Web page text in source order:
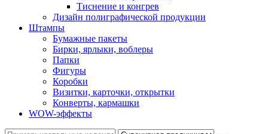
Тиснение и конгрев
Дизайн полиграфической продукции
Штампы
Бумажные пакеты
Бирки, ярлыки, воблеры
Папки
Фигуры
Коробки
Визитки, карточки, открытки
Конверты, кармашки
WOW-эффекты